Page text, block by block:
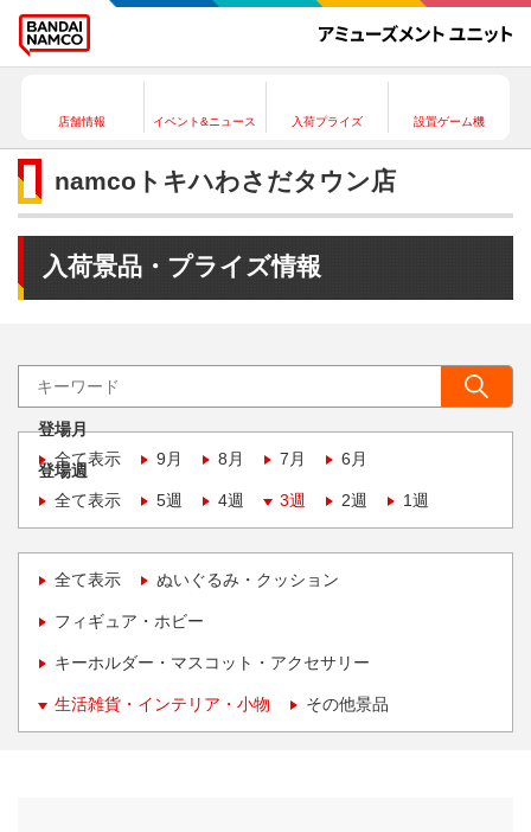
店舗情報 イベント&ニュース 入荷プライズ 設置ゲーム機
namcoトキハわさだタウン店
入荷景品・プライズ情報
登場月
全て表示
9月 8月 7月 6月
登場週
全て表示
5週 4週 3週 2週 1週
全て表示 ぬいぐるみ・クッション
フィギュア・ホビー
キーホルダー・マスコット・アクセサリー
生活雑貨・インテリア・小物 その他景品